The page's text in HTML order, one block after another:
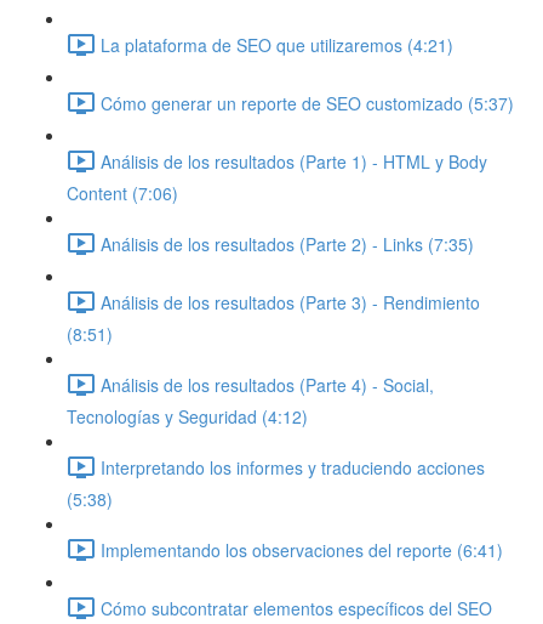
La plataforma de SEO que utilizaremos (4:21)
Cómo generar un reporte de SEO customizado (5:37)
Análisis de los resultados (Parte 1) - HTML y Body
Content (7:06)
Análisis de los resultados (Parte 2) - Links (7:35)
Análisis de los resultados (Parte 3) - Rendimiento
(8:51)
Análisis de los resultados (Parte 4) - Social,
Tecnologías y Seguridad (4:12)
Interpretando los informes y traduciendo acciones
(5:38)
Implementando los observaciones del reporte (6:41)
Cómo subcontratar elementos específicos del SEO